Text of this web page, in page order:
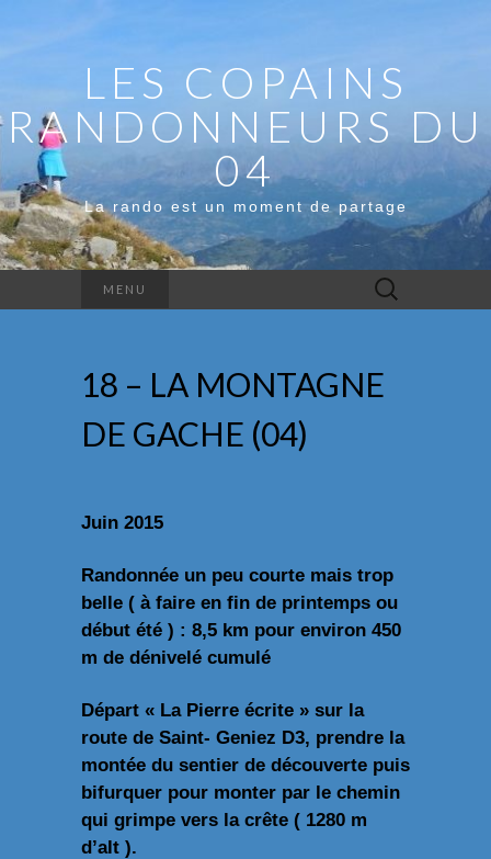
LES COPAINS
RANDONNEURS DU
04
La rando est un moment de partage
MENU Rechercher :
18 – LA MONTAGNE
DE GACHE (04)
Juin 2015
Randonnée un peu courte mais trop
belle ( à faire en fin de printemps ou
début été ) : 8,5 km pour environ 450
m de dénivelé cumulé
Départ « La Pierre écrite » sur la
route de Saint- Geniez D3, prendre la
montée du sentier de découverte puis
bifurquer pour monter par le chemin
qui grimpe vers la crête ( 1280 m
d’alt ).